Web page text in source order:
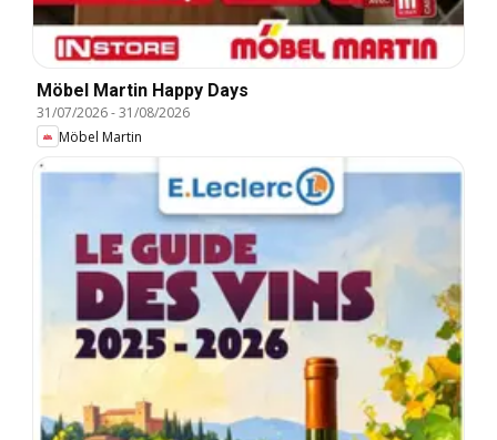
Möbel Martin Happy Days
31/07/2026-31/08/2026
Möbel Martin